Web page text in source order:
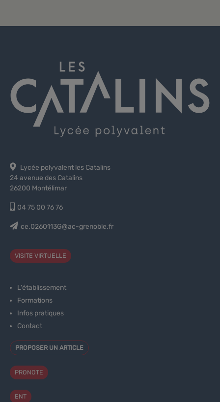
Lycée polyvalent les Catalins
24 avenue des Catalins
26200 Montélimar
04 75 00 76 76
ce.0260113G@ac-grenoble.fr
VISITE VIRTUELLE
L'établissement
Formations
Infos pratiques
Contact
PROPOSER UN ARTICLE
PRONOTE
ENT